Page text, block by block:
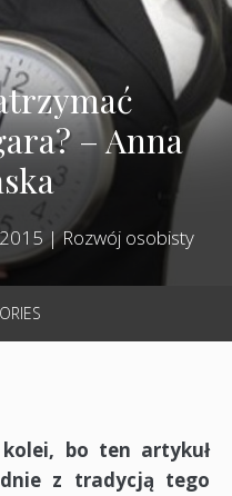
– Anna
|Rozwój osobisty
bo ten artykuł
z tradycją tego